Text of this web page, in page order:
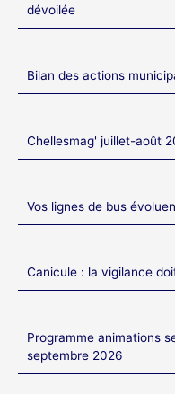
dévoilée
Bilan des actions
Chellesmag' juillet-août
Vos lignes de bus
Canicule : la vigilance
Programme animations
septembre 2026